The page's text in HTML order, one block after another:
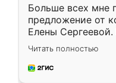
Больше всех мне
предложение от
Елены
короткие сроки
для замера
предложил по
Читать полностью